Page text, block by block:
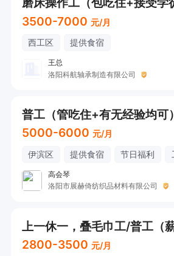
3500-7000 元/月
西工区 提供食宿
王总
洛阳科航轴承制造有限公司
普工（管吃住+有无经验均可）
5000-6000 元/月
伊滨区 提供食宿 节日福利
高会琴
洛阳市展赫倚纺织品材料有限公司
2800-3500 元/月